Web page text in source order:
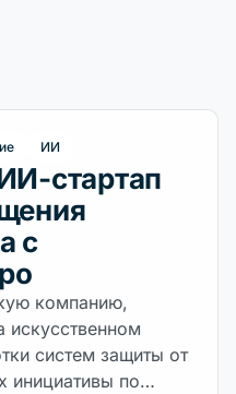
ИИ
стартап
с
компанию,
систем защиты от
инициативы по